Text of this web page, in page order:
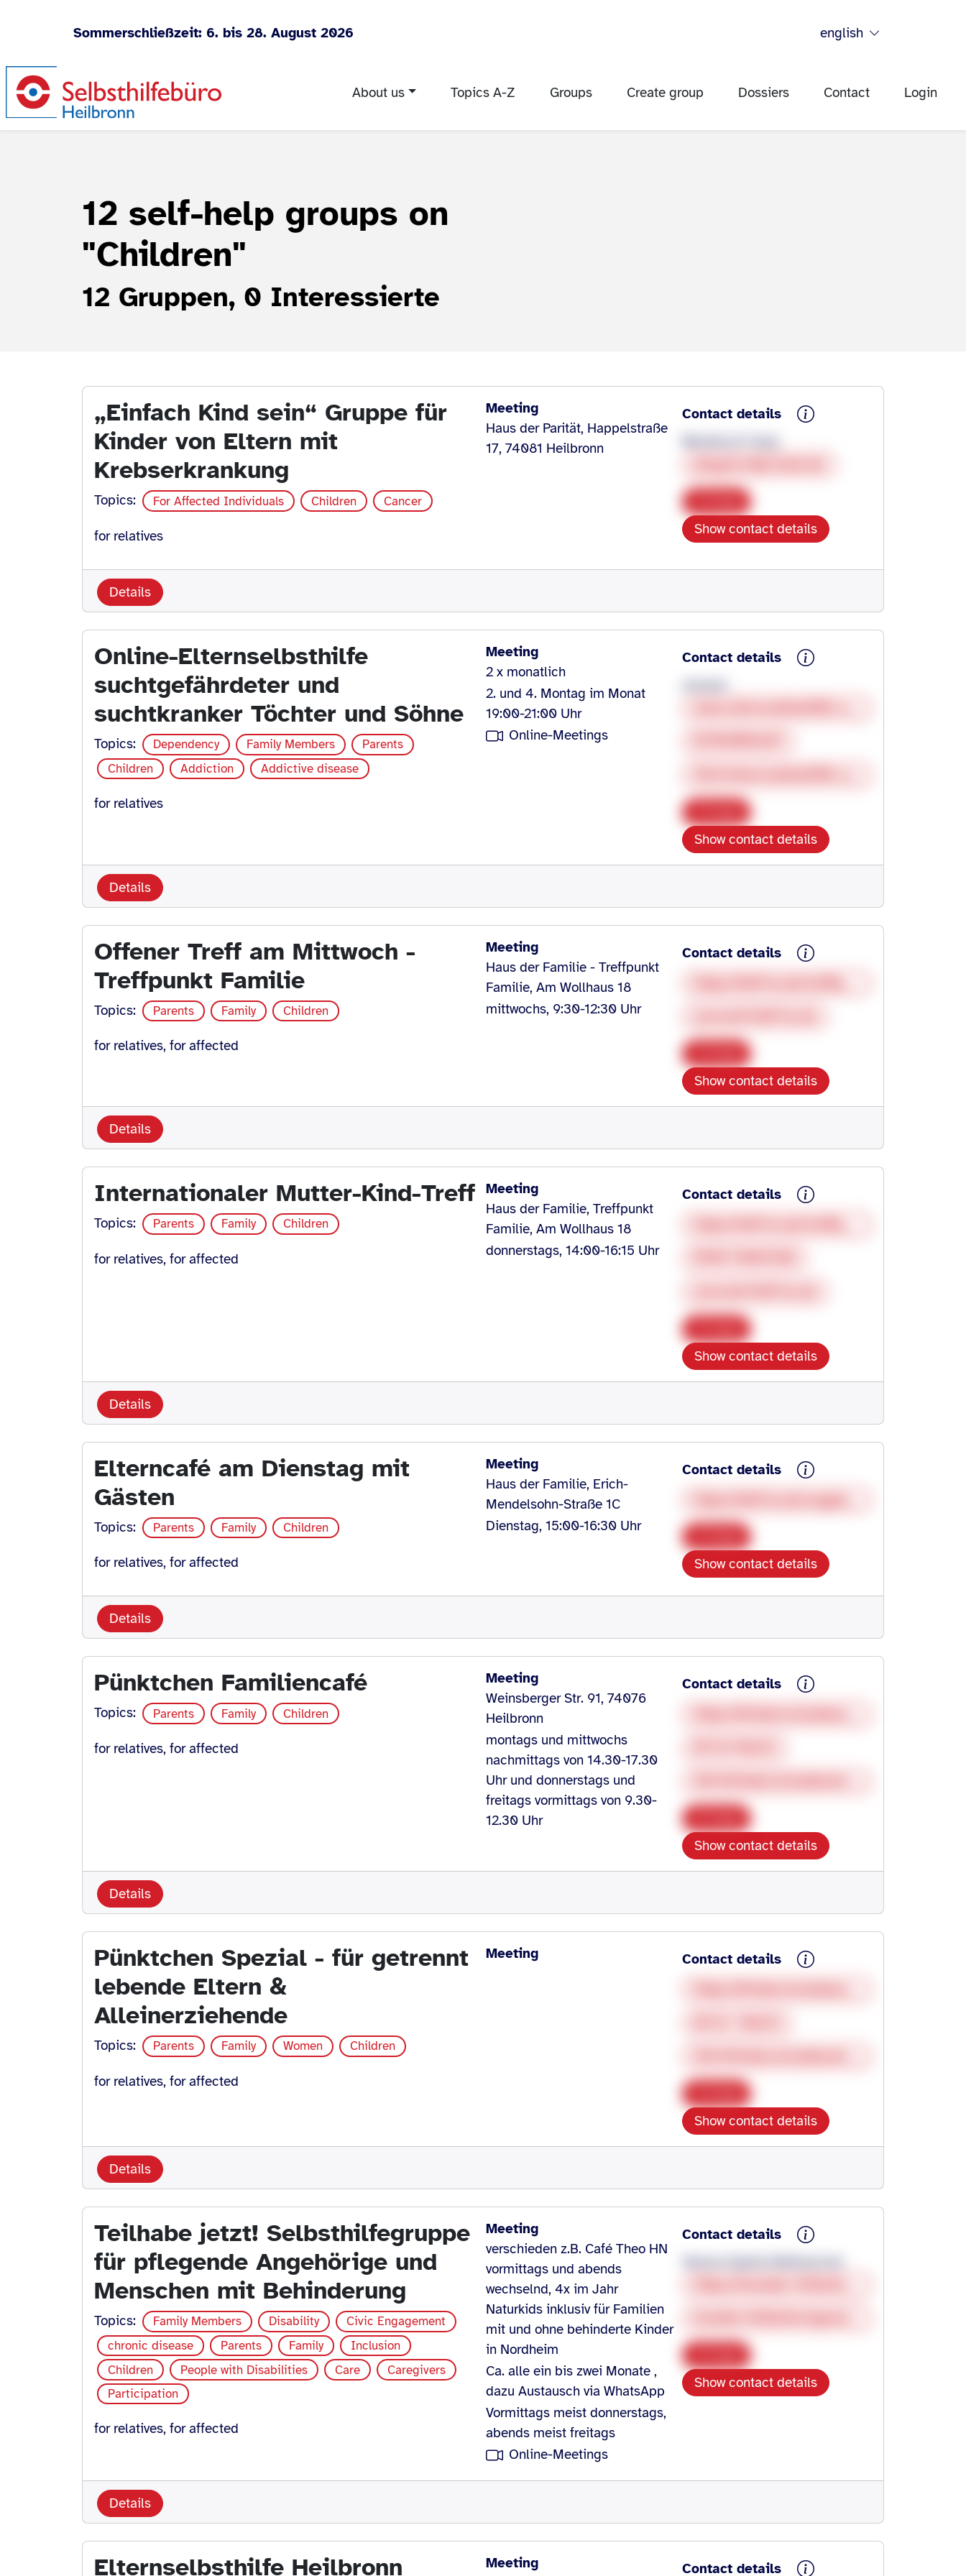
Jump to content
Sommerschließzeit: 6. bis 28. August 2026 english
About us Topics A-Z Groups Create group Dossiers Contact Login
12 self-help groups on
"Children"
12 Gruppen, 0 Interessierte
„Einfach Kind sein“ Gruppe für
Kinder von Eltern mit
Krebserkrankung
Topics: For Affected Individuals Children Cancer
for relatives
Meeting
Haus der Parität, Happelstraße
17, 74081 Heilbronn
Contact details
Show contact details
Details
Online-Elternselbsthilfe
suchtgefährdeter und
suchtkranker Töchter und Söhne
Topics: Dependency Family Members
Parents
Children
Addiction Addictive disease
for relatives
Meeting
2 x monatlich
2. und 4. Montag im Monat
19:00-21:00 Uhr
Online-Meetings
Contact details
Show contact details
Details
Offener Treff am Mittwoch -
Treffpunkt Familie
Topics: Parents Family Children
for relatives, for affected
Meeting
Haus der Familie - Treffpunkt
Familie, Am Wollhaus 18
mittwochs, 9:30-12:30 Uhr
Contact details
Show contact details
Details
Internationaler Mutter-Kind-Treff
Topics: Parents Family Children
for relatives, for affected
Meeting
Haus der Familie, Treffpunkt
Familie, Am Wollhaus 18
donnerstags, 14:00-16:15 Uhr
Contact details
Show contact details
Details
Elterncafé am Dienstag mit
Gästen
Topics: Parents Family Children
for relatives, for affected
Meeting
Haus der Familie, Erich-
Mendelsohn-Straße 1C
Dienstag, 15:00-16:30 Uhr
Contact details
Show contact details
Details
Pünktchen Familiencafé
Topics: Parents Family Children
for relatives, for affected
Meeting
Weinsberger Str. 91, 74076
Heilbronn
montags und mittwochs
nachmittags von 14.30-17.30
Uhr und donnerstags und
freitags vormittags von 9.30-
12.30 Uhr
Contact details
Show contact details
Details
Pünktchen Spezial - für getrennt
lebende Eltern &
Alleinerziehende
Topics: Parents Family Women Children
for relatives, for affected
Meeting
Contact details
Show contact details
Details
Teilhabe jetzt! Selbsthilfegruppe
für pflegende Angehörige und
Menschen mit Behinderung
Topics: Family Members Disability
Civic Engagement
chronic disease
Parents Family
Inclusion
Children
People with Disabilities Care
Caregivers
Participation
for relatives, for affected
Meeting
verschieden z.B. Café Theo HN
vormittags und abends
wechselnd, 4x im Jahr
Naturkids inklusiv für Familien
mit und ohne behinderte Kinder
in Nordheim
Ca. alle ein bis zwei Monate ,
dazu Austausch via WhatsApp
Vormittags meist donnerstags,
abends meist freitags
Online-Meetings
Contact details
Show contact details
Details
Elternselbsthilfe Heilbronn
Meeting
Contact details